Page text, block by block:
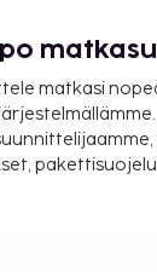
mi
- 30 km / 18,7
da
matkasi